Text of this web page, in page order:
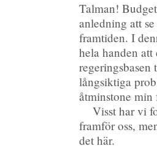
Talman!
anledning att
framtiden. I
hela handen att
långsiktiga
åtminstone min
Visst har vi
framför oss,
det här.